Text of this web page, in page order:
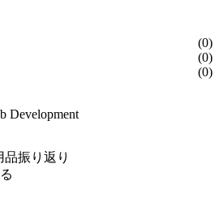
(0)
(0)
(0)
Development
振り返り